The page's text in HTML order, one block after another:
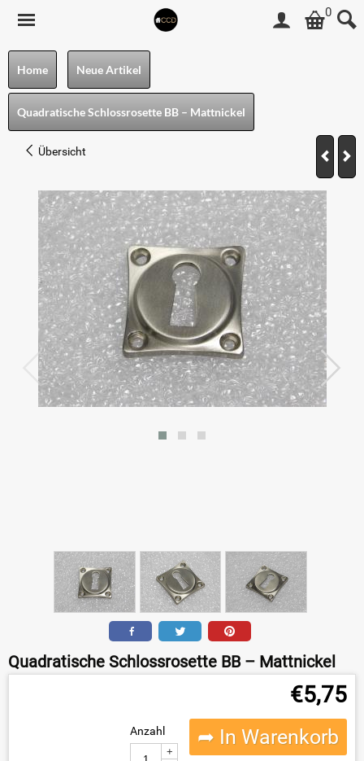
0
Home Neue Artikel
Quadratische Schlossrosette BB – Mattnickel
Übersicht
Quadratische Schlossrosette BB – Mattnickel
€5,75
Anzahl
+
➦ In Warenkorb